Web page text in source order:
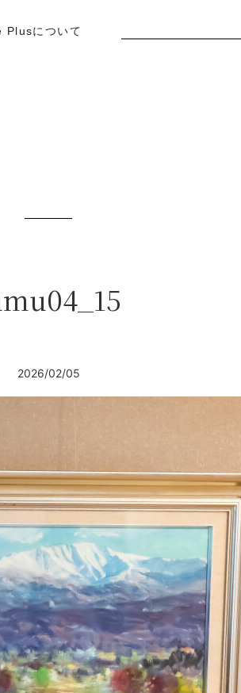
Plusについて
2026/02/05